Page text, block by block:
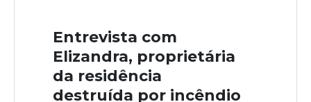
Entrevista com
Elizandra, proprietária
da residência
destruída por incêndio